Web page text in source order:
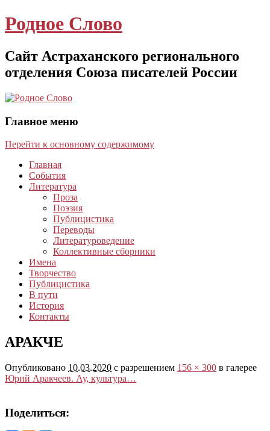
Родное Слово
Сайт Астраханского регионального
отделения Союза писателей России
Главное меню
Перейти к основному содержимому
Главная
События
Литература
Проза
Поэзия
Публицистика
Переводы
Литературоведение
Коллективные сборники
Имена
Творчество
Публицистика
В пути
История
Контакты
АРАКЧЕ
Опубликовано 10.03.2020 с разрешением 156 × 300 в галерее
Юрий Аракчеев. Ау, культура…
Поделиться: